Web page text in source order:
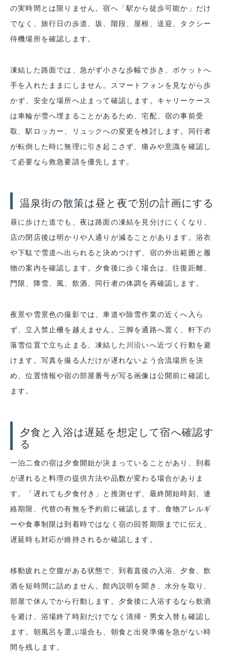
の実時間とは限りません。宿へ「駅から徒歩可能か」だけ
でなく、旅行日の歩道、坂、階段、屋根、送迎、タクシー
待機場所を確認します。
凍結した路面では、急がず小さな歩幅で歩き、ポケットへ
手を入れたままにしません。スマートフォンを見ながら歩
かず、安全な場所へ止まって確認します。キャリーケース
は車輪が雪へ埋まることがあるため、宅配、宿の事前受
取、駅ロッカー、リュックへの変更を検討します。同行者
が転倒した時に無理に引き起こさず、痛みや意識を確認し
て必要なら救急要請を優先します。
温泉街の散策は昼と夜で別の計画にする
昼に歩けた道でも、夜は路面の凍結を見分けにくくなり、
店の閉店後は明かりや人通りが減ることがあります。浴衣
や下駄で雪道へ出られると決めつけず、宿の外出範囲と履
物の案内を確認します。夕食後に歩く場合は、往復距離、
門限、降雪、風、飲酒、同行者の体調を再確認します。
夜景や雪景色の撮影では、車道や除雪作業の近くへ入ら
ず、立入禁止柵を越えません。三脚を通路へ置く、軒下の
落雪位置で立ち止まる、凍結した川沿いへ近づく行動を避
けます。写真を撮る人だけが遅れないよう合流場所を決
め、位置情報や宿の部屋番号が写る画像は公開前に確認し
ます。
夕食と入浴は遅延を想定して宿へ確認す
る
一泊二食の宿は夕食開始が決まっていることがあり、到着
が遅れると料理の提供方法や品数が変わる場合がありま
す。「遅れても夕食付き」と推測せず、最終開始時刻、連
絡期限、代替の有無を予約前に確認します。食物アレルギ
ーや食事制限は到着時ではなく宿の回答期限までに伝え、
遅延時も対応が維持されるか確認します。
移動疲れと空腹がある状態で、到着直後の入浴、夕食、飲
酒を短時間に詰めません。館内説明を聞き、水分を取り、
部屋で休んでから行動します。夕食後に入浴するなら飲酒
を避け、浴場終了時刻だけでなく清掃・男女入替も確認し
ます。朝風呂を選ぶ場合も、朝食と出発準備を急がない時
間を残します。